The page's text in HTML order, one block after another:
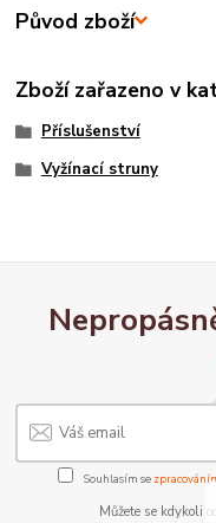
Původ zboží
Zboží zařazeno v
Příslušenství
Vyžínací struny
Souhlasím se
Můžete se kdykoli